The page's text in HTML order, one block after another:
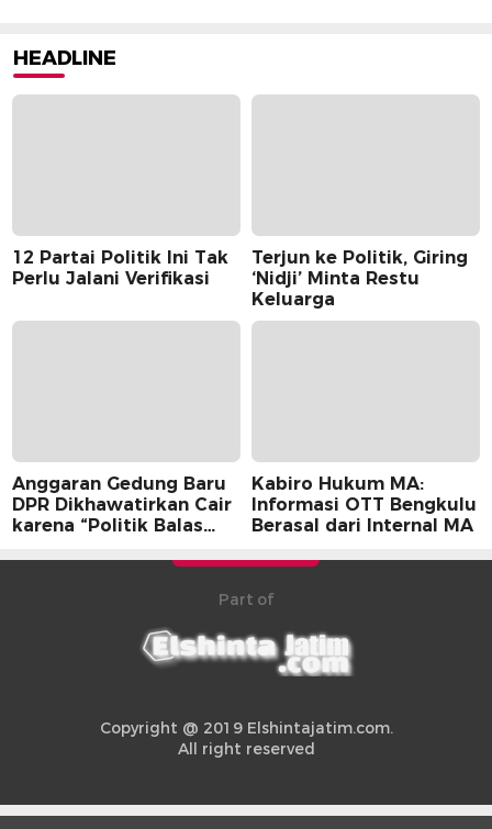
HEADLINE
12 Partai Politik Ini Tak
Perlu Jalani Verifikasi
Terjun ke Politik, Giring
‘Nidji’ Minta Restu
Keluarga
Anggaran Gedung Baru
DPR Dikhawatirkan Cair
karena “Politik Balas
Kabiro Hukum MA:
Informasi OTT Bengkulu
Berasal dari Internal MA
Part of
Copyright @ 2019 Elshintajatim.com.
All right reserved